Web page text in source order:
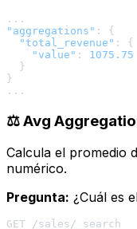
"aggregations" :
{
"total_revenue" :
{
"value" :
1075.75
}
}
⚖️ Avg
Calcula el promedio
numérico.
Pregunta: ¿Cuál es